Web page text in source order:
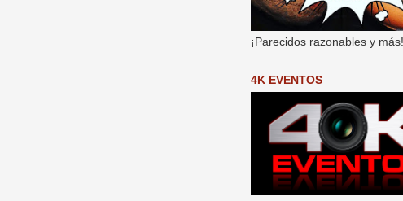
¡Parecidos razonables y más!
4K EVENTOS